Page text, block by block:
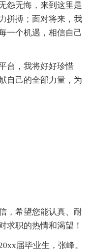
怨无悔，来到这里是
拼搏；面对将来，我
一个机遇，相信自己
台，我将好好珍惜
自己的全部力量，为
，希望您能认真、耐
求职的热情和渴望！
届毕业生，张峰。